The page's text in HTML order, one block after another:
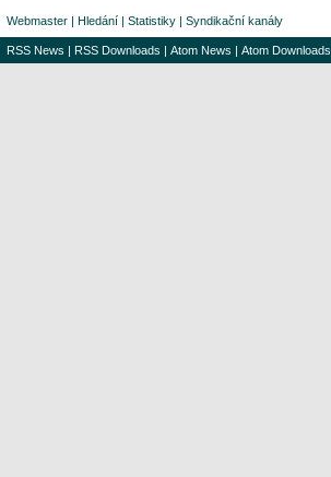
Webmaster | Hledání | Statistiky | Syndikační kanály
RSS News | RSS Downloads | Atom News | Atom Downloads